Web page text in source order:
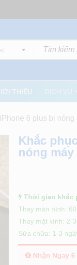
THIỆU DỊCH VỤ
6 plus bị nóng
Khắc
nóng máy
Thời gian khắc
Thay màn hình:
Thay mặt kính: 2-
Sửa chữa: 1-3
Nhận Ngay